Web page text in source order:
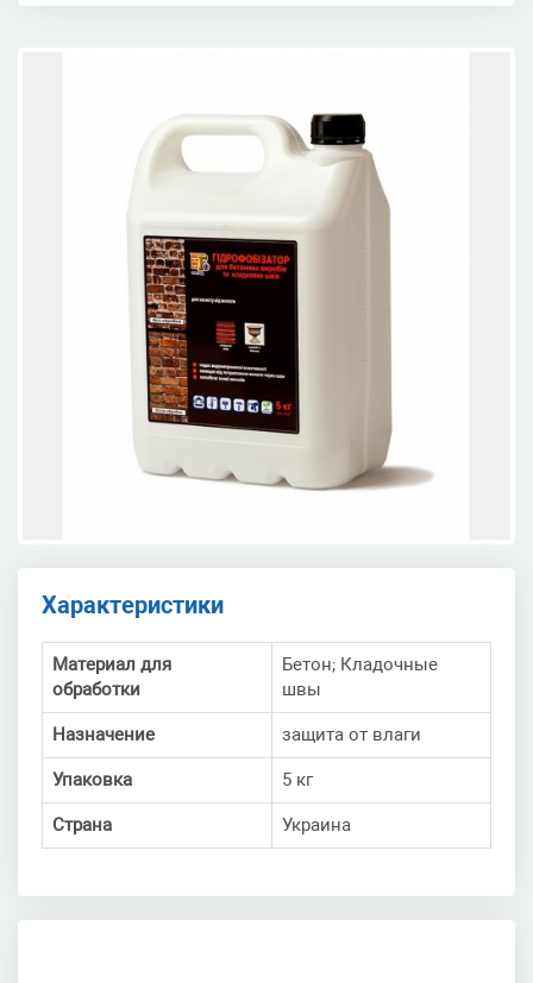
Характеристики
Материал для
обработки
Бетон; Кладочные
швы
Назначение защита от влаги
Упаковка 5 кг
Страна Украина